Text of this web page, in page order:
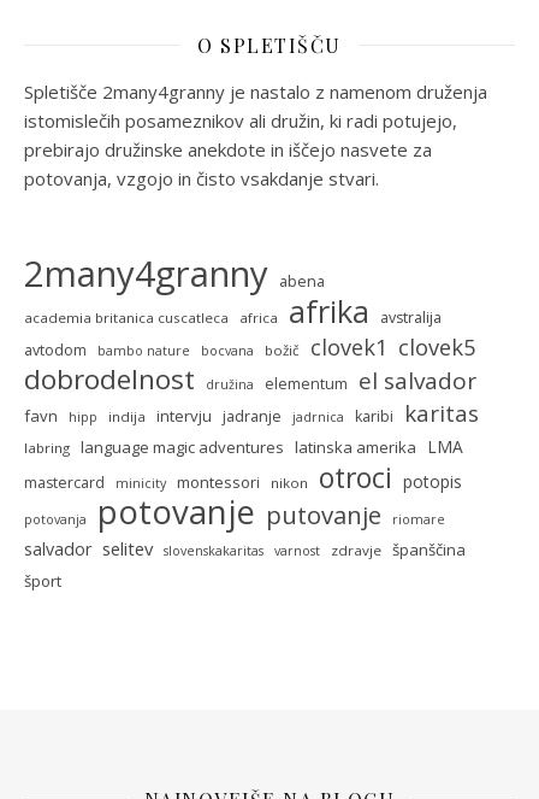
O SPLETIŠČU
Spletišče 2many4granny je nastalo z namenom druženja
istomislečih posameznikov ali družin, ki radi potujejo,
prebirajo družinske anekdote in iščejo nasvete za
potovanja, vzgojo in čisto vsakdanje stvari.
2many4granny abena
academia britanica cuscatleca africa afrika
avstralija
avtodom
bambo nature bocvana božič clovek1 clovek5
dobrodelnost družina elementum el salvador
favn hipp indija intervju jadranje jadrnica karibi karitas
labring language magic adventures latinska amerika LMA
mastercard minicity montessori nikon otroci potopis
potovanja potovanje putovanje riomare
salvador selitev slovenskakaritas varnost zdravje španščina
šport